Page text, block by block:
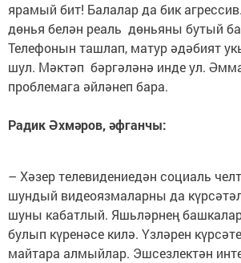
ярамый бит! Балалар да бик
дөнья белән реаль дөнья­ны бутый
Телефонын ташлап, матур әдәбият
шул. Мәктәп бәр­­гәләнә инде ул.
проблемага әй­ләнеп бара.
Радик Әхмәров, әфганчы:
– Хәзер телевидениедән социаль
шундый видеоязмаларны да
шуны кабатлый. Яшьләрнең башкалар
булып күре­нәсе килә. Үзләрен
майтара алмыйлар. Эш­сез­лектән